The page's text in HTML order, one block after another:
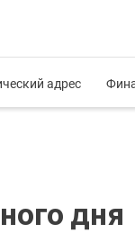
адрес
дня